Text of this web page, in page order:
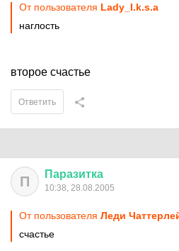
От пользователя Lady_I.k.s.a
наглость
второе счастье
Ответить
П Паразитка
10:38, 28.08.2005
От пользователя Леди
счастье